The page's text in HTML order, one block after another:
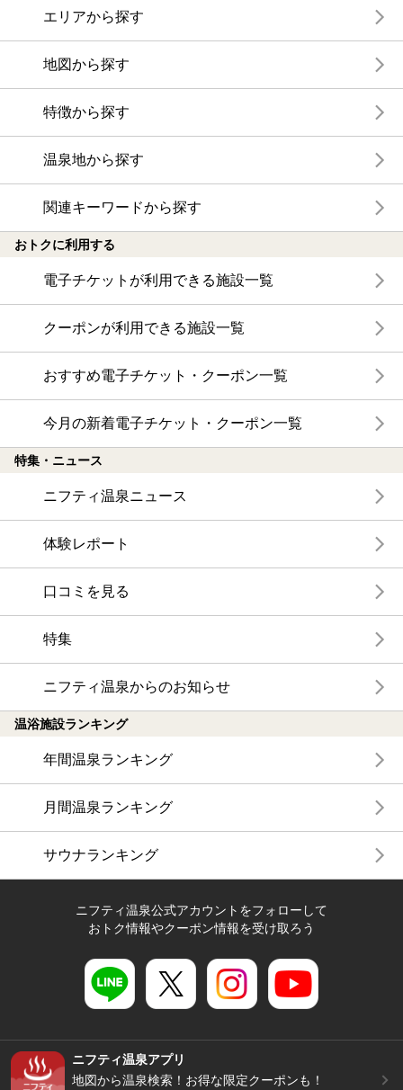
エリアから探す
地図から探す
特徴から探す
温泉地から探す
関連キーワードから探す
おトクに利用する
電子チケットが利用できる施設一覧
クーポンが利用できる施設一覧
おすすめ電子チケット・クーポン一覧
今月の新着電子チケット・クーポン一覧
特集・ニュース
ニフティ温泉ニュース
体験レポート
口コミを見る
特集
ニフティ温泉からのお知らせ
温浴施設ランキング
年間温泉ランキング
月間温泉ランキング
サウナランキング
ニフティ温泉公式アカウントをフォローして
おトク情報やクーポン情報を受け取ろう
ニフティ温泉アプリ
地図から温泉検索！お得な限定クーポンも！